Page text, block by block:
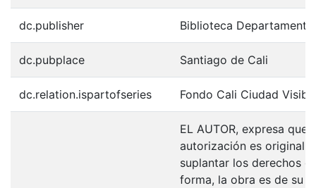
dc.publisher Biblioteca
dc.pubplace Santiago de Cali
dc.relation.ispartofseries Fondo Cali Ciudad
EL AUTOR, expresa
autorización es original
suplantar los derechos
forma, la obra es de su